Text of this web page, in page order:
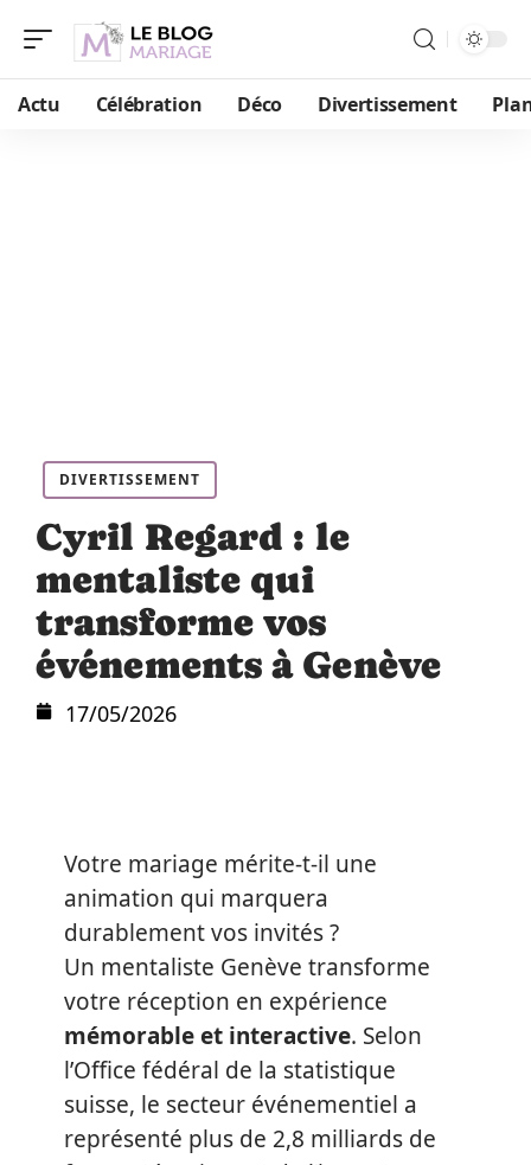
Actu Célébration Déco Divertissement
DIVERTISSEMENT
Cyril Regard : le
mentaliste qui
transforme vos
événements à Genève
17/05/2026
Votre mariage mérite-t-il une
animation qui marquera
durablement vos invités ?
Un mentaliste Genève transforme
votre réception en expérience
mémorable et interactive. Selon
l’Office fédéral de la statistique
suisse, le secteur événementiel a
représenté plus de 2,8 milliards de